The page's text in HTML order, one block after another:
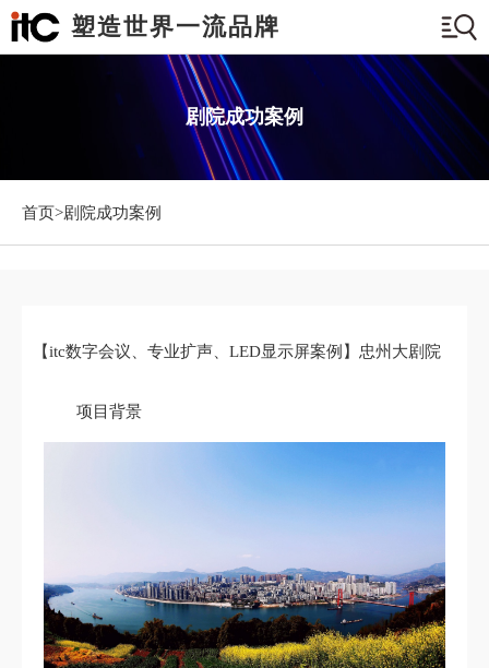
塑造世界一流品牌
剧院成功案例
首页>剧院成功案例
【itc数字会议、专业扩声、LED显示屏案例】忠州大剧院
项目背景